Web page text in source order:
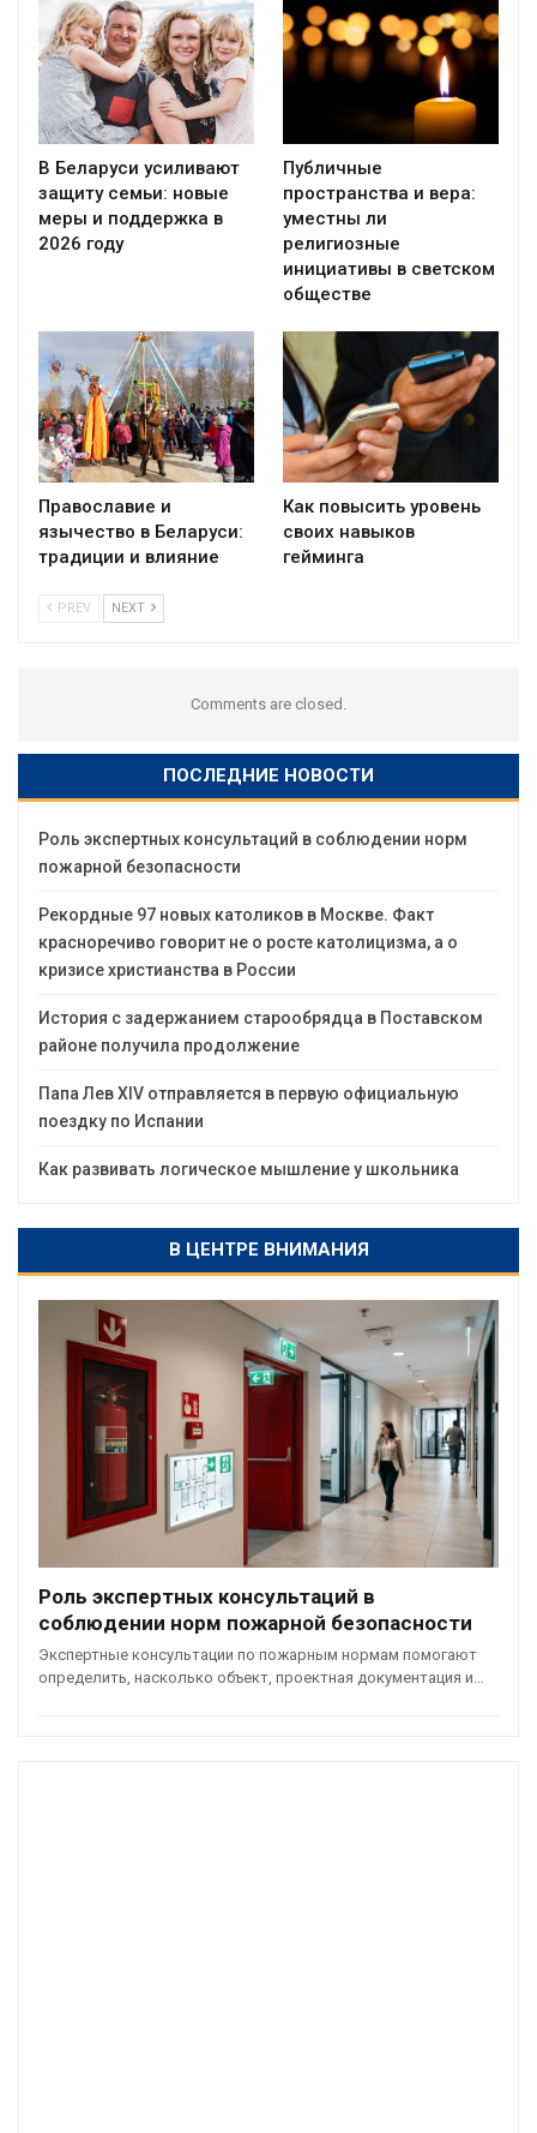
В Беларуси усиливают
защиту семьи: новые
меры и поддержка в
2026 году
Публичные
пространства и вера:
уместны ли
религиозные
инициативы в светском
обществе
Православие и
язычество в Беларуси:
традиции и влияние
Как повысить уровень
своих навыков
гейминга
PREV NEXT
Comments are closed.
ПОСЛЕДНИЕ НОВОСТИ
Роль экспертных консультаций в соблюдении норм
пожарной безопасности
Рекордные 97 новых католиков в Москве. Факт
красноречиво говорит не о росте католицизма, а о
кризисе христианства в России
История с задержанием старообрядца в Поставском
районе получила продолжение
Папа Лев XIV отправляется в первую официальную
поездку по Испании
Как развивать логическое мышление у школьника
В ЦЕНТРЕ ВНИМАНИЯ
Роль экспертных консультаций в
соблюдении норм пожарной безопасности
Экспертные консультации по пожарным нормам помогают
определить, насколько объект, проектная документация и…